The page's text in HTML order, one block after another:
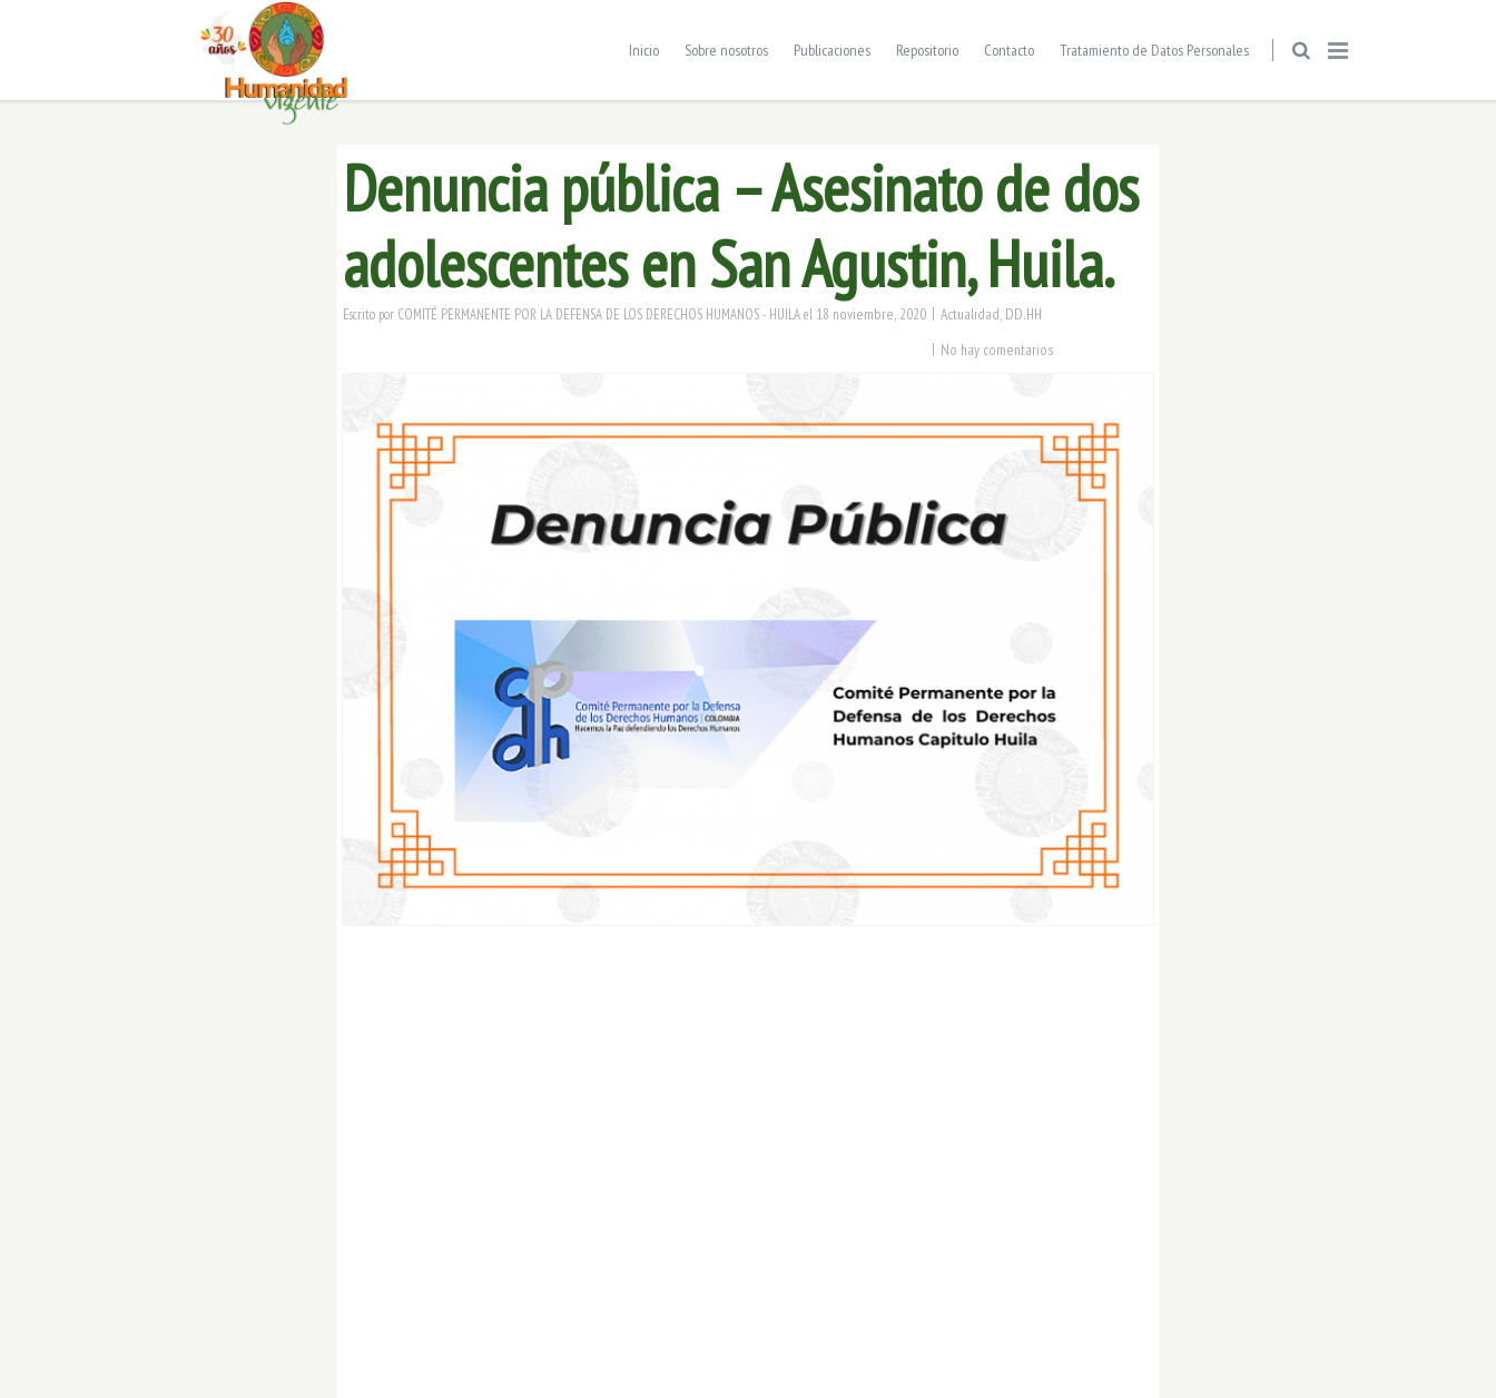
Inicio Sobre nosotros Publicaciones Repositorio Contacto Tratamiento de Datos Personales
Denuncia pública – Asesinato de dos
adolescentes en San Agustin, Huila.
Escrito por COMITÉ PERMANENTE POR LA DEFENSA DE LOS DERECHOS HUMANOS - HUILAel 18 noviembre, 2020 | Actualidad, DD.HH
| No hay comentarios